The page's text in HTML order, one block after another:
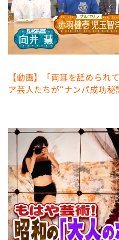
新婚さんいらっしゃい！
ポツンと一軒家
ザキ山小屋本館
アナ回覧板
【動画】「両耳を舐めら
ア芸人たちが“ナンパ成功秘